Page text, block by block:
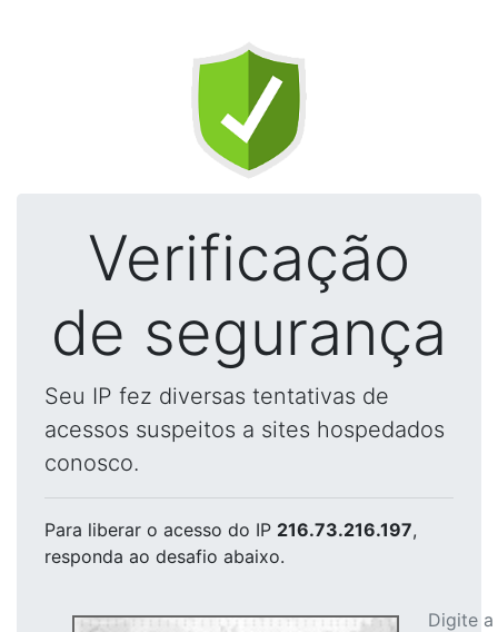
Verificação
de segurança
Seu IP fez diversas tentativas de
acessos suspeitos a sites hospedados
conosco.
Para liberar o acesso do IP 216.73.216.197,
responda ao desafio abaixo.
Digite